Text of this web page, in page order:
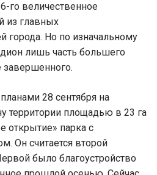
го величественное
из главных
города. Но по изначальному
лишь часть большего
завершенного.
28 сентября на
территории площадью в 23 га
открытие» парка с
Он считается второй
было благоустройство